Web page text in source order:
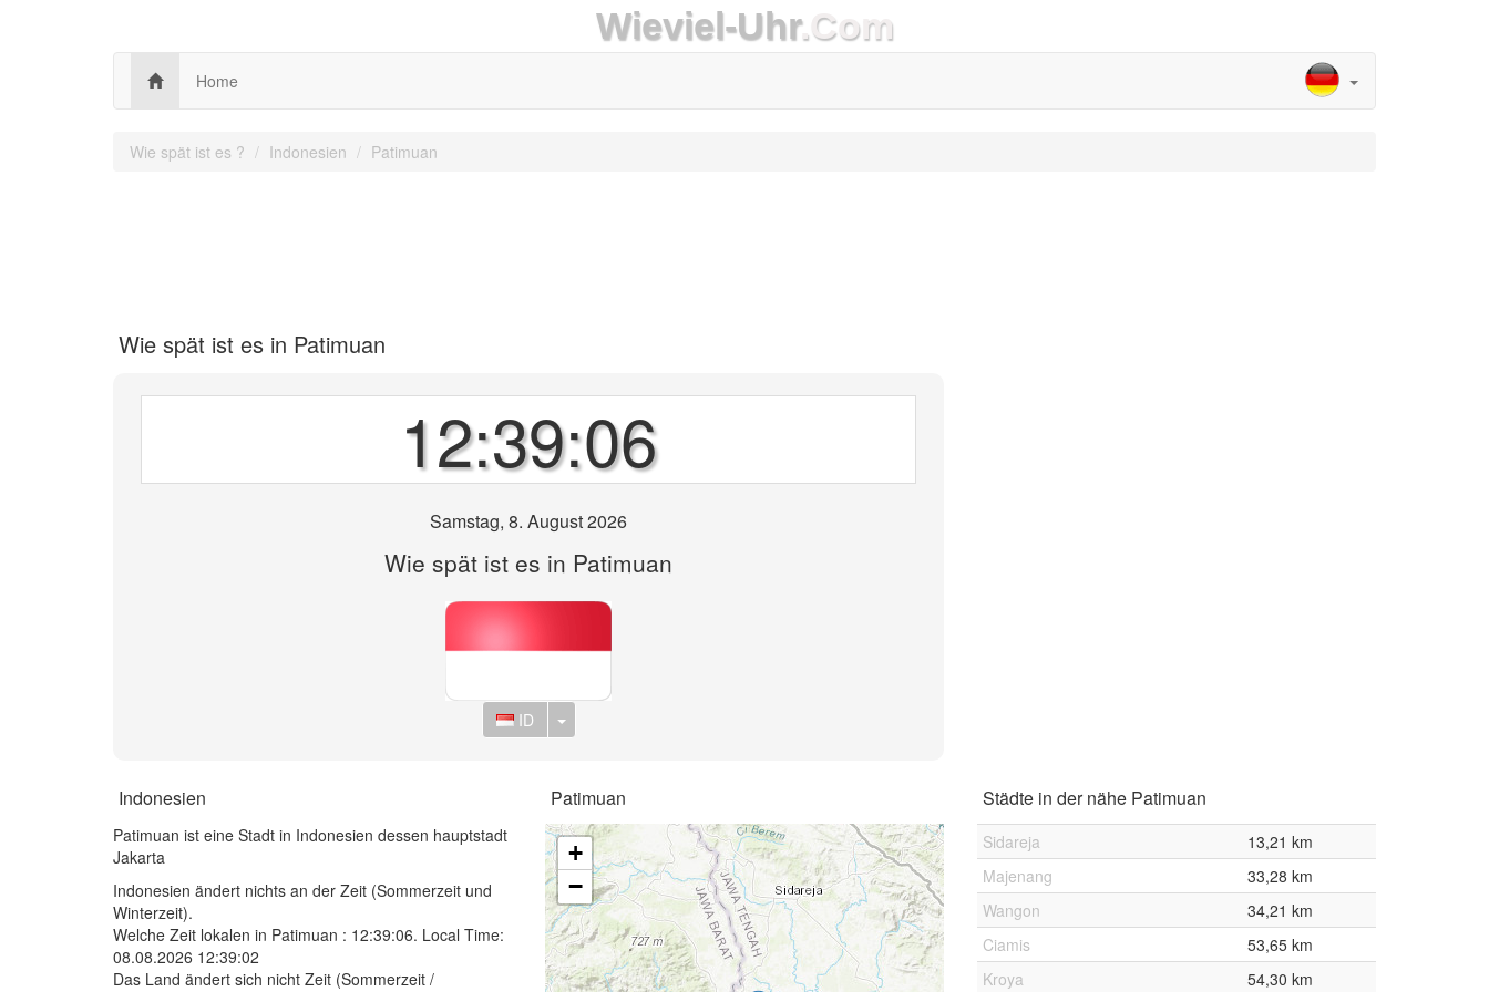
Wieviel-Uhr.Com
Home
Wie spät ist es ? Indonesien Patimuan
Wie spät ist es in Patimuan
12:39:06
Samstag, 8. August 2026
Wie spät ist es in Patimuan
ID Toggle Dropdown
Indonesien
Patimuan ist eine Stadt in Indonesien dessen hauptstadt
Jakarta
Indonesien ändert nichts an der Zeit (Sommerzeit und
Winterzeit).
Welche Zeit lokalen in Patimuan : 12:39:06. Local Time:
08.08.2026 12:39:02
Das Land ändert sich nicht Zeit (Sommerzeit /
Patimuan
+
−
Städte in der nähe Patimuan
Sidareja
13,21 km
Majenang
33,28 km
Wangon
34,21 km
Ciamis
53,65 km
Kroya
54,30 km